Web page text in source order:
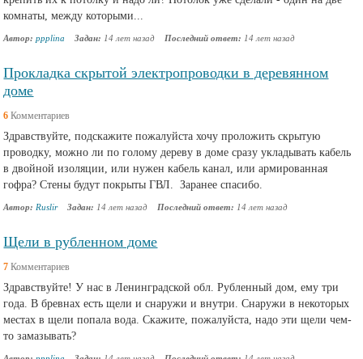
комнаты, между которыми...
Автор: ppplina Задан: 14 лет назад Последний ответ: 14 лет назад
Прокладка скрытой электропроводки в деревянном
доме
6 Комментариев
Здравствуйте, подскажите пожалуйста хочу проложить скрытую
проводку, можно ли по голому дереву в доме сразу укладывать кабель
в двойной изоляции, или нужен кабель канал, или армированная
гофра? Стены будут покрыты ГВЛ. Заранее спасибо.
Автор: Ruslir Задан: 14 лет назад Последний ответ: 14 лет назад
Щели в рубленном доме
7 Комментариев
Здравствуйте! У нас в Ленинградской обл. Рубленный дом, ему три
года. В бревнах есть щели и снаружи и внутри. Снаружи в некоторых
местах в щели попала вода. Скажите, пожалуйста, надо эти щели чем-
то замазывать?